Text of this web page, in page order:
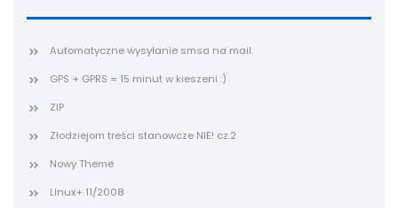
Automatyczne wysyłanie smsa na mail.
GPS + GPRS = 15 minut w kieszeni :)
ZIP
Złodziejom treści stanowcze NIE! cz.2
Nowy Theme
Linux+ 11/2008